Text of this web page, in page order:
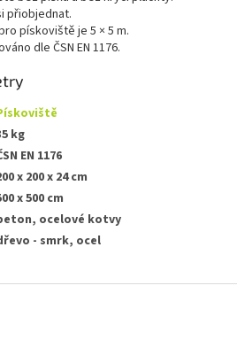
přiobjednat.
pískoviště je 5 × 5 m.
dle ČSN EN 1176.
kg
EN 1176
x 200 x 24 cm
x 500 cm
ocelové kotvy
- smrk, ocel